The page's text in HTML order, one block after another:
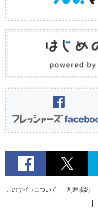
このサイトについて 利用規約